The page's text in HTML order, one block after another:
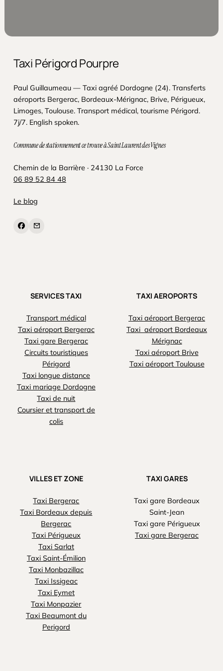
Taxi Périgord Pourpre
Paul Guillaumeau — Taxi agréé Dordogne (24). Transferts
aéroports Bergerac, Bordeaux-Mérignac, Brive, Périgueux,
Limoges, Toulouse. Transport médical, tourisme Périgord.
7j/7. English spoken.
Commune de stationnement ce trouve à Saint Laurent des Vignes
Chemin de la Barrière · 24130 La Force
06 89 52 84 48
Le blog
SERVICES TAXI
Transport médical
Taxi aéroport Bergerac
Taxi gare Bergerac
Circuits touristiques
Périgord
Taxi longue distance
Taxi mariage Dordogne
Taxi de nuit
Coursier et transport de
colis
TAXI AEROPORTS
Taxi aéroport Bergerac
Taxi aéroport Bordeaux
Mérignac
Taxi aéroport Brive
Taxi aéroport Toulouse
VILLES ET ZONE
Taxi Bergerac
Taxi Bordeaux depuis
Bergerac
Taxi Périgueux
Taxi Sarlat
Taxi Saint-Émilion
Taxi Monbazillac
Taxi Issigeac
Taxi Eymet
Taxi Monpazier
Taxi Beaumont du
Perigord
TAXI GARES
Taxi gare Bordeaux
Saint-Jean
Taxi gare Périgueux
Taxi gare Bergerac